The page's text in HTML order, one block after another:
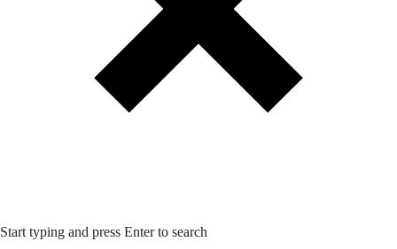
Start typing and press Enter to search